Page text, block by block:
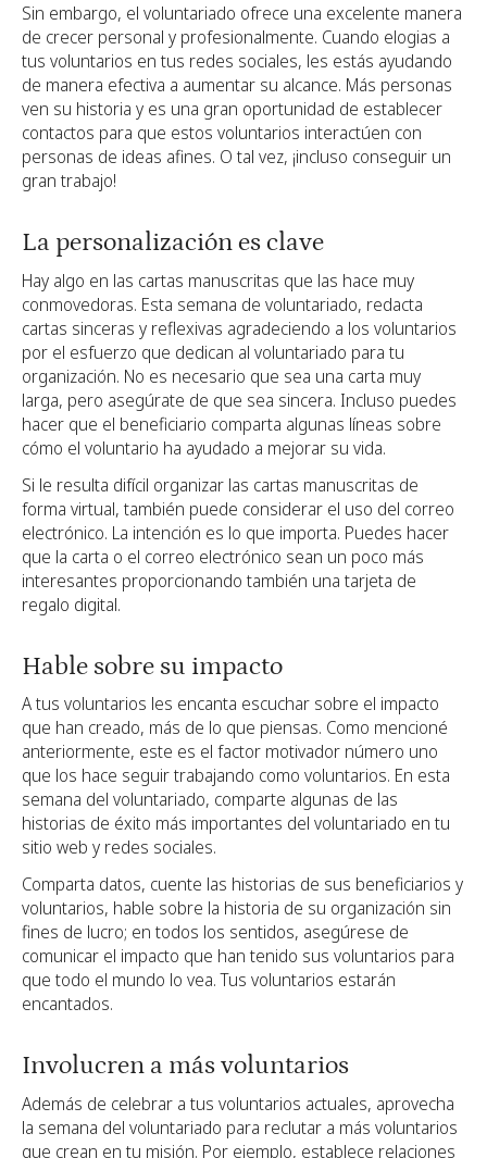
Sin embargo, el voluntariado ofrece una excelente manera
de crecer personal y profesionalmente. Cuando elogias a
tus voluntarios en tus redes sociales, les estás ayudando
de manera efectiva a aumentar su alcance. Más personas
ven su historia y es una gran oportunidad de establecer
contactos para que estos voluntarios interactúen con
personas de ideas afines. O tal vez, ¡incluso conseguir un
gran trabajo!
La personalización es clave
Hay algo en las cartas manuscritas que las hace muy
conmovedoras. Esta semana de voluntariado, redacta
cartas sinceras y reflexivas agradeciendo a los voluntarios
por el esfuerzo que dedican al voluntariado para tu
organización. No es necesario que sea una carta muy
larga, pero asegúrate de que sea sincera. Incluso puedes
hacer que el beneficiario comparta algunas líneas sobre
cómo el voluntario ha ayudado a mejorar su vida.
Si le resulta difícil organizar las cartas manuscritas de
forma virtual, también puede considerar el uso del correo
electrónico. La intención es lo que importa. Puedes hacer
que la carta o el correo electrónico sean un poco más
interesantes proporcionando también una tarjeta de
regalo digital.
Hable sobre su impacto
A tus voluntarios les encanta escuchar sobre el impacto
que han creado, más de lo que piensas. Como mencioné
anteriormente, este es el factor motivador número uno
que los hace seguir trabajando como voluntarios. En esta
semana del voluntariado, comparte algunas de las
historias de éxito más importantes del voluntariado en tu
sitio web y redes sociales.
Comparta datos, cuente las historias de sus beneficiarios y
voluntarios, hable sobre la historia de su organización sin
fines de lucro; en todos los sentidos, asegúrese de
comunicar el impacto que han tenido sus voluntarios para
que todo el mundo lo vea. Tus voluntarios estarán
encantados.
Involucren a más voluntarios
Además de celebrar a tus voluntarios actuales, aprovecha
la semana del voluntariado para reclutar a más voluntarios
que crean en tu misión. Por ejemplo, establece relaciones